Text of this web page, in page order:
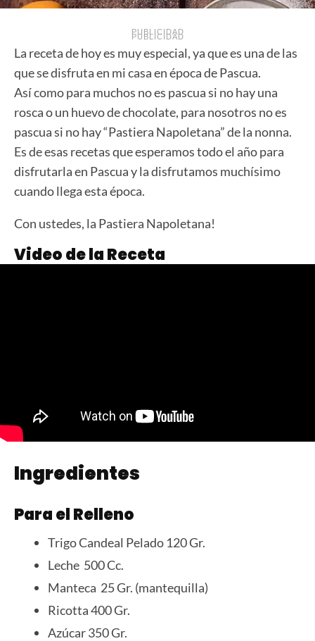
PUBLICIDAD
PUBLICIDAD
La receta de hoy es muy especial, ya que es una de las
que se disfruta en mi casa en época de Pascua.
Así como para muchos no es pascua si no hay una
rosca o un huevo de chocolate, para nosotros no es
pascua si no hay “Pastiera Napoletana” de la nonna.
Es de esas recetas que esperamos todo el año para
disfrutarla en Pascua y la disfrutamos muchísimo
cuando llega esta época.
Con ustedes, la Pastiera Napoletana!
Video de la Receta
Ingredientes
Para el Relleno
Trigo Candeal Pelado 120 Gr.
Leche 500 Cc.
Manteca 25 Gr. (mantequilla)
Ricotta 400 Gr.
Azúcar 350 Gr.